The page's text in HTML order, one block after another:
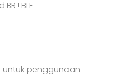
untuk penggunaan